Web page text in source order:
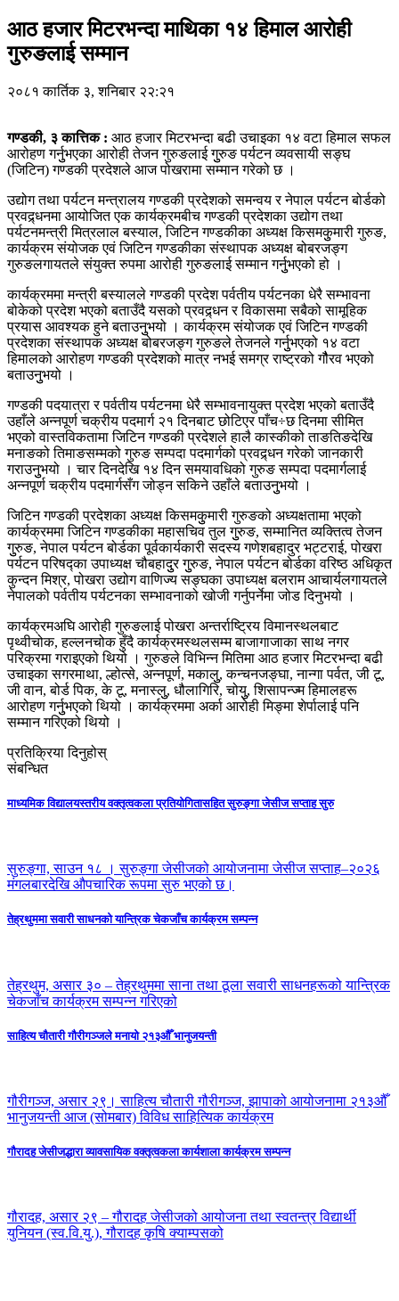
आठ हजार मिटरभन्दा माथिका १४ हिमाल आरोही
गुरुङलाई सम्मान
२०८१ कार्तिक ३, शनिबार २२:२१
गण्डकी, ३ कात्तिक : आठ हजार मिटरभन्दा बढी उचाइका १४ वटा हिमाल सफल
आरोहण गर्नुुभएका आरोही तेजन गुरुङलाई गुुरुङ पर्यटन व्यवसायी सङ्घ
(जिटिन) गण्डकी प्रदेशले आज पोखरामा सम्मान गरेको छ ।
उद्योग तथा पर्यटन मन्त्रालय गण्डकी प्रदेशको समन्वय र नेपाल पर्यटन बोर्डको
प्रवद्र्धनमा आयोजित एक कार्यक्रमबीच गण्डकी प्रदेशका उद्योग तथा
पर्यटनमन्त्री मित्रलाल बस्याल, जिटिन गण्डकीका अध्यक्ष किसमकुुमारी गुरुङ,
कार्यक्रम संयोजक एवं जिटिन गण्डकीका संस्थापक अध्यक्ष बोबरजङ्ग
गुरुङलगायतले संयुक्त रुपमा आरोही गुरुङलाई सम्मान गर्नुुभएको हो ।
कार्यक्रममा मन्त्री बस्यालले गण्डकी प्रदेश पर्वतीय पर्यटनका धेरै सम्भावना
बोकेको प्रदेश भएको बताउँदै यसको प्रवद्र्धन र विकासमा सबैको सामूहिक
प्रयास आवश्यक हुने बताउनुुभयो । कार्यक्रम संयोजक एवं जिटिन गण्डकी
प्रदेशका संस्थापक अध्यक्ष बोबरजङ्ग गुरुङले तेजनले गर्नुुभएको १४ वटा
हिमालको आरोहण गण्डकी प्रदेशको मात्र नभई समग्र राष्ट्रको गौैरव भएको
बताउनुुभयो ।
गण्डकी पदयात्रा र पर्वतीय पर्यटनमा धेरै सम्भावनायुक्त प्रदेश भएको बताउँदै
उहाँले अन्नपूर्ण चक्रीय पदमार्ग २१ दिनबाट छोटिएर पाँच÷छ दिनमा सीमित
भएको वास्तविकतामा जिटिन गण्डकी प्रदेशले हालै कास्कीको ताङतिङदेखि
मनाङको तिमाङसम्मको गुरुङ सम्पदा पदमार्गको प्रवद्र्धन गरेको जानकारी
गराउनुुभयो । चार दिनदेखि १४ दिन समयावधिको गुरुङ सम्पदा पदमार्गलाई
अन्नपूर्ण चक्रीय पदमार्गसँग जोड्न सकिने उहाँले बताउनुुभयो ।
जिटिन गण्डकी प्रदेशका अध्यक्ष किसमकुुमारी गुरुङको अध्यक्षतामा भएको
कार्यक्रममा जिटिन गण्डकीका महासचिव तुल गुुरुङ, सम्मानित व्यक्तित्व तेजन
गुुरुङ, नेपाल पर्यटन बोर्डका पूर्वकार्यकारी सदस्य गणेशबहादुर भट्टराई, पोखरा
पर्यटन परिषद्का उपाध्यक्ष चौबहादुुर गुुरुङ, नेपाल पर्यटन बोर्डका वरिष्ठ अधिकृत
कुन्दन मिश्र, पोखरा उद्योग वाणिज्य सङ्घका उपाध्यक्ष बलराम आचार्यलगायतले
नेपालको पर्वतीय पर्यटनका सम्भावनाको खोजी गर्नुपर्नेमा जोड दिनुभयो ।
कार्यक्रमअघि आरोही गुरुङलाई पोखरा अन्तर्राष्ट्रिय विमानस्थलबाट
पृथ्वीचोक, हल्लनचोक हुँदै कार्यक्रमस्थलसम्म बाजागाजाका साथ नगर
परिक्रमा गराइएको थियो । गुरुङले विभिन्न मितिमा आठ हजार मिटरभन्दा बढी
उचाइका सगरमाथा, ल्होत्से, अन्नपूर्ण, मकालुु, कन्चनजङ्घा, नान्गा पर्वत, जी टू,
जी वान, बोर्ड पिक, के टू, मनास्लुु, धौलागिरि, चोयुु, शिसापन्ज्म हिमालहरू
आरोहण गर्नुुभएको थियो । कार्यक्रममा अर्का आरोही मिङ्मा शेर्पालाई पनि
सम्मान गरिएको थियो ।
प्रतिक्रिया दिनुहोस्
संबन्धित
माध्यमिक विद्यालयस्तरीय वक्तृत्वकला प्रतियोगितासहित सुरुङ्गा जेसीज सप्ताह सुरु
सुरुङ्गा, साउन १८ । सुरुङ्गा जेसीजको आयोजनामा जेसीज सप्ताह–२०२६
मंगलबारदेखि औपचारिक रूपमा सुरु भएको छ।
तेह्रथुममा सवारी साधनको यान्त्रिक चेकजाँच कार्यक्रम सम्पन्न
तेह्रथुम, असार ३० – तेह्रथुममा साना तथा ठूला सवारी साधनहरूको यान्त्रिक
चेकजाँच कार्यक्रम सम्पन्न गरिएको
साहित्य चौतारी गौरीगञ्जले मनायो २१३औँ भानुजयन्ती
गौरीगञ्ज, असार २९। साहित्य चौतारी गौरीगञ्ज, झापाको आयोजनामा २१३औँ
भानुजयन्ती आज (सोमबार) विविध साहित्यिक कार्यक्रम
गौरादह जेसीजद्धारा व्यावसायिक वक्तृत्वकला कार्यशाला कार्यक्रम सम्पन्न
गौरादह, असार २९ – गौरादह जेसीजको आयोजना तथा स्वतन्त्र विद्यार्थी
युनियन (स्व.वि.यु.), गौरादह कृषि क्याम्पसको